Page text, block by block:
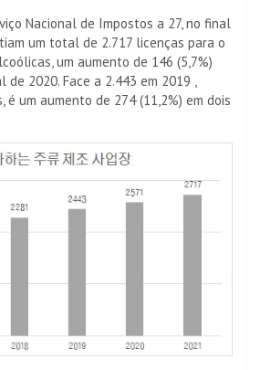
Nacional de Impostos a 27, no final
um total de 2.717 licenças para o
um aumento de 146 (5,7%)
2020. Face a 2.443 em 2019 ,
é um aumento de 274 (11,2%) em dois